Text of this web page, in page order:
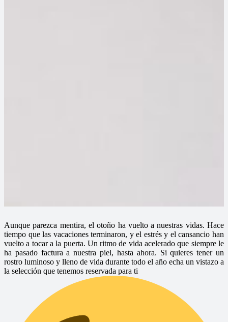
Aunque parezca mentira, el otoño ha vuelto a nuestras vidas. Hace
tiempo que las vacaciones terminaron, y el estrés y el cansancio han
vuelto a tocar a la puerta. Un ritmo de vida acelerado que siempre le
ha pasado factura a nuestra piel, hasta ahora. Si quieres tener un
rostro luminoso y lleno de vida durante todo el año echa un vistazo a
la selección que tenemos reservada para ti